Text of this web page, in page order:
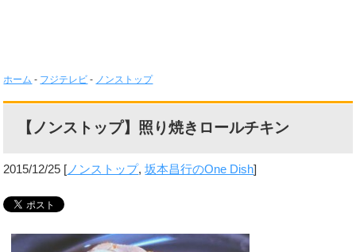
ホーム - フジテレビ - ノンストップ
【ノンストップ】照り焼きロールチキン
2015/12/25 [ ノンストップ,坂本昌行のOne Dish]